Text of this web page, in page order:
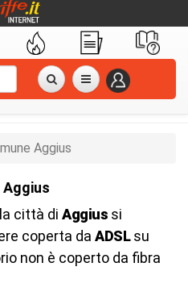
Aggius
città di Aggius si
coperta da ADSLsu
non è coperto da fibra